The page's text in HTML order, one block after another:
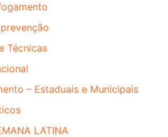
Técnicas
– Estaduais e Municipais
LATINA